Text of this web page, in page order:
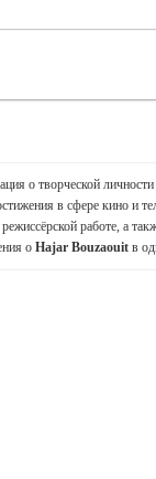
о творческой личности
в сфере кино и
работе, а
о Hajar Bouzaouit в